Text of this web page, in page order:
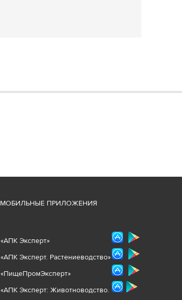
МОБИЛЬНЫЕ ПРИЛОЖЕНИЯ
«АПК Эксперт»
«АПК Эксперт. Растениеводство»
«ПищеПромЭксперт»
«АПК Эксперт: Животноводство.